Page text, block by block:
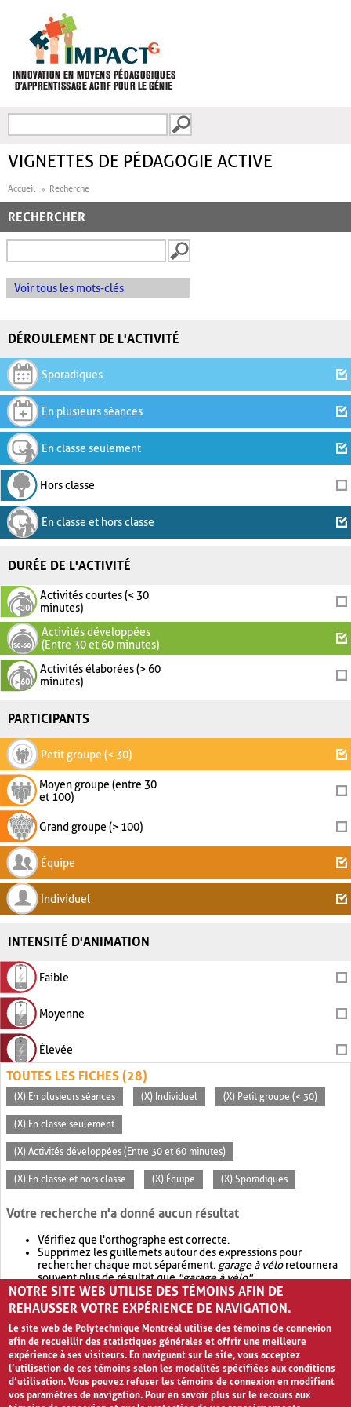
FORMULAIRE DE
VIGNETTES DE PÉDAGOGIE ACTIVE
Accueil Recherche
RECHERCHER
Voir tous les mots-clés
DÉROULEMENT DE L'ACTIVITÉ
Sporadiques
En plusieurs séances
En classe seulement
Hors classe
En classe et hors classe
DURÉE DE L'ACTIVITÉ
Activités courtes (< 30
minutes)
Activités développées
(Entre 30 et 60 minutes)
Activités élaborées (> 60
minutes)
PARTICIPANTS
Petit groupe (< 30)
Moyen groupe (entre 30
et 100)
Grand groupe (> 100)
Équipe
Individuel
INTENSITÉ D'ANIMATION
Faible
Moyenne
Élevée
TOUTES LES FICHES (28)
(X) En plusieurs séances (X) Individuel (X) Petit groupe (< 30)
(X) En classe seulement
(X) Activités développées (Entre 30 et 60 minutes)
(X) En classe et hors classe (X) Équipe (X) Sporadiques
Votre recherche n'a donné aucun résultat
Vérifiez que l'orthographe est correcte.
Supprimez les guillemets autour des expressions pour
rechercher chaque mot séparément. garage à véloretournera
souvent plus de résultat que"garage à vélo".
Envisagez d'élargir votre recherche avec OR.garage OR vélo
retournera souvent plus de résultat quegarage à vélo
NOTRE SITE WEB UTILISE DES TÉMOINS AFIN DE
REHAUSSER VOTRE EXPÉRIENCE DE NAVIGATION.
Le site web de Polytechnique Montréal utilise des témoins de connexion
afin de recueillir des statistiques générales et offrir une meilleure
expérience à ses visiteurs. En naviguant sur le site, vous acceptez
l’utilisation de ces témoins selon les modalités spécifiées aux conditions
d’utilisation. Vous pouvez refuser les témoins de connexion en modifiant
vos paramètres de navigation. Pour en savoir plus sur le recours aux